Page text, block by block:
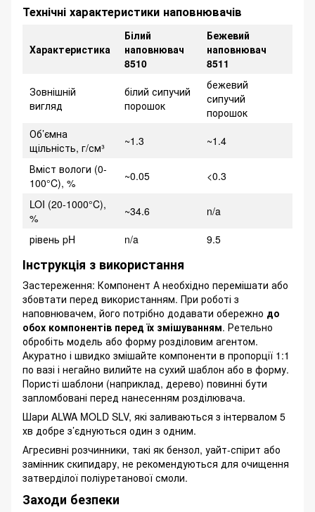
Технічні характеристики наповнювачів
Характеристика
Білий
наповнювач
8510
Бежевий
наповнювач
8511
Зовнішній
вигляд
білий сипучий
порошок
бежевий
сипучий
порошок
Об’ємна
щільність, г/см³
~1.3
~1.4
Вміст вологи (0-
100°C), %
~0.05
<0.3
LOI (20-1000°C),
%
~34.6
n/a
рівень pH
n/a 9.5
Інструкція з використання
Застереження: Компонент А необхідно перемішати або
збовтати перед використанням. При роботі з
наповнювачем, його потрібно додавати обережно до
обох компонентів перед їх змішуванням. Ретельно
обробіть модель або форму розділовим агентом.
Акуратно і швидко змішайте компоненти в пропорції 1:1
по вазі і негайно вилийте на сухий шаблон або в форму.
Пористі шаблони (наприклад, дерево) повинні бути
запломбовані перед нанесенням розділювача.
Шари ALWA MOLD SLV, які заливаються з інтервалом 5
хв добре з’єднуються один з одним.
Агресивні розчинники, такі як бензол, уайт-спірит або
замінник скипидару, не рекомендуються для очищення
затверділої поліуретанової смоли.
Заходи безпеки